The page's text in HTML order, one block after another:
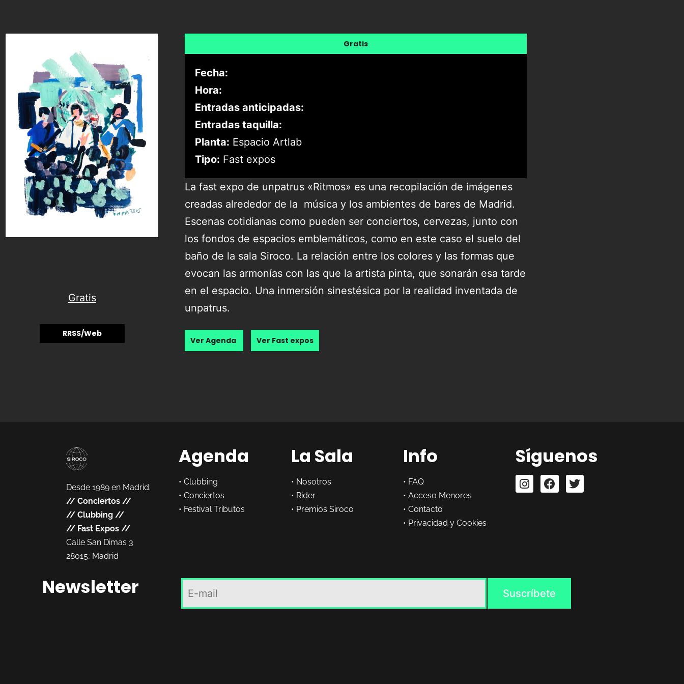
Gratis
RRSS/Web
Gratis
Fecha:
Hora:
Entradas anticipadas:
Entradas taquilla:
Planta: Espacio Artlab
Tipo: Fast expos
La fast expo de unpatrus «Ritmos» es una recopilación de imágenes
creadas alrededor de la música y los ambientes de bares de Madrid.
Escenas cotidianas como pueden ser conciertos, cervezas, junto con
los fondos de espacios emblemáticos, como en este caso el suelo del
baño de la sala Siroco. La relación entre los colores y las formas que
evocan las armonías con las que la artista pinta, que sonarán esa tarde
en el espacio. Una inmersión sinestésica por la realidad inventada de
unpatrus.
Ver Agenda Ver Fast expos
Desde 1989 en Madrid.
// Conciertos //
// Clubbing //
// Fast Expos //
Calle San Dimas 3
28015, Madrid
Agenda
• Clubbing
• Conciertos
• Festival Tributos
La Sala
• Nosotros
• Rider
• Premios Siroco
Info
• FAQ
•Acceso Menores
•Contacto
• Privacidad y Cookies
Síguenos
Newsletter